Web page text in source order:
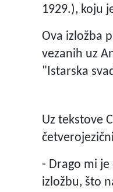
1929.), koju
Ova izložba
vezanih uz
"Istarska
Uz tekstove
- Drago mi
izložbu, što